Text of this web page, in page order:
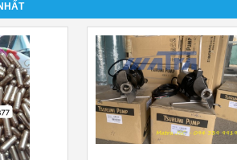
next